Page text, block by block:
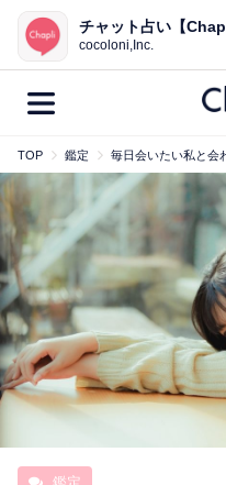
鑑定記
最新記事一覧
人気記事一覧
カテゴリー別
鑑定 占い師
キーワード別
彼の気持ち 恋の行
今週の運勢 彼氏
チャット占い【
cocoloni,Inc.
TOP 鑑定 毎日会いたい私と会